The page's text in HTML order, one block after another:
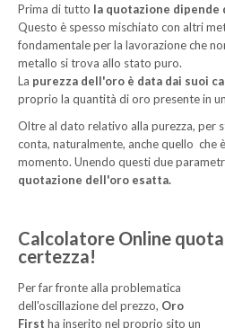
CONTATTI
Prima di tutto la quotazione dipende
Questo è spesso mischiato con altri
fondamentale per la lavorazione che
metallo si trova allo stato puro.
La purezza dell'oro è data dai suoi
proprio la quantità di oro presente in
Oltre al dato relativo alla purezza, per
conta, naturalmente, anche quello che
momento. Unendo questi due
quotazione dell'oro esatta.
Calcolatore Online
certezza!
Per far fronte alla problematica
dell'oscillazione del prezzo, Oro
First ha inserito nel proprio sito un